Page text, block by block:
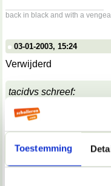
Toestemming
back in black and with a
03-01-2003, 15:24
Verwijderd
tacidvs schreef:
anus is, in
voor seksueel
stuk in de
geslachtsdeel van de
komt. De penis van
op kleine wondjes,